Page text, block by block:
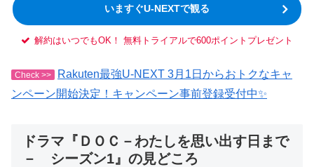
いますぐU-NEXTで観る
解約はいつでもOK！ 無料トライアルで600ポイントプレゼント
Check >>
Rakuten最強U-NEXT 3月1日からおトクなキャ
ンペーン開始決定！キャンペーン事前登録受付中✨
ドラマ『ＤＯＣ－わたしを思い出す日まで
－ シーズン1』の見どころ